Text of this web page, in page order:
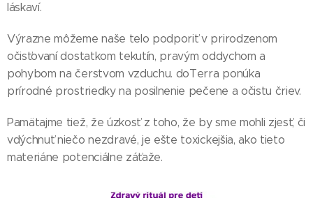
láskaví.
Výrazne môžeme naše telo podporiť v prirodzenom
očisťovaní dostatkom tekutín, pravým oddychom a
pohybom na čerstvom vzduchu. doTerra ponúka
prírodné prostriedky na posilnenie pečene a očistu čriev.
Pamätajme tiež, že úzkosť z toho, že by sme mohli zjesť, či
vdýchnuť niečo nezdravé, je ešte toxickejšia, ako tieto
materiáne potenciálne záťaže.